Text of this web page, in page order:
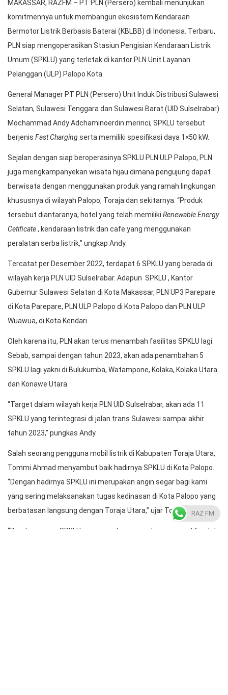
MAKASSAR, RAZFM – PT PLN (Persero) kembali menunjukan
komitmennya untuk membangun ekosistem Kendaraan
Bermotor Listrik Berbasis Baterai (KBLBB) di Indonesia. Terbaru,
PLN siap mengoperasikan Stasiun Pengisian Kendaraan Listrik
Umum (SPKLU) yang terletak di kantor PLN Unit Layanan
Pelanggan (ULP) Palopo Kota.
General Manager PT PLN (Persero) Unit Induk Distribusi Sulawesi
Selatan, Sulawesi Tenggara dan Sulawesi Barat (UID Sulselrabar)
Mochammad Andy Adchaminoerdin merinci, SPKLU tersebut
berjenis Fast Chargingserta memiliki spesifikasi daya 1×50 kW.
Sejalan dengan siap beroperasinya SPKLU PLN ULP Palopo, PLN
juga mengkampanyekan wisata hijau dimana pengujung dapat
berwisata dengan menggunakan produk yang ramah lingkungan
khususnya di wilayah Palopo, Toraja dan sekitarnya. “Produk
tersebut diantaranya, hotel yang telah memiliki Renewable Energy
Cetificate, kendaraan listrik dan cafe yang menggunakan
peralatan serba listrik,” ungkap Andy.
Tercatat per Desember 2022, terdapat 6 SPKLU yang berada di
wilayah kerja PLN UID Sulselrabar. Adapun SPKLU , Kantor
Gubernur Sulawesi Selatan di Kota Makassar, PLN UP3 Parepare
di Kota Parepare, PLN ULP Palopo di Kota Palopo dan PLN ULP
Wuawua, di Kota Kendari
Oleh karena itu, PLN akan terus menambah fasilitas SPKLU lagi.
Sebab, sampai dengan tahun 2023, akan ada penambahan 5
SPKLU lagi yakni di Bulukumba, Watampone, Kolaka, Kolaka Utara
dan Konawe Utara.
“Target dalam wilayah kerja PLN UID Sulselrabar, akan ada 11
SPKLU yang terintegrasi di jalan trans Sulawesi sampai akhir
tahun 2023,” pungkas Andy.
Salah seorang pengguna mobil listrik di Kabupaten Toraja Utara,
Tommi Ahmad menyambut baik hadirnya SPKLU di Kota Palopo.
“Dengan hadirnya SPKLU ini merupakan angin segar bagi kami
yang sering melaksanakan tugas kedinasan di Kota Palopo yang
berbatasan langsung dengan Toraja Utara,” ujar Tommi.
“Pembangunan SPKLU ini merupakan sesuatu yang positif untuk
RAZ FM